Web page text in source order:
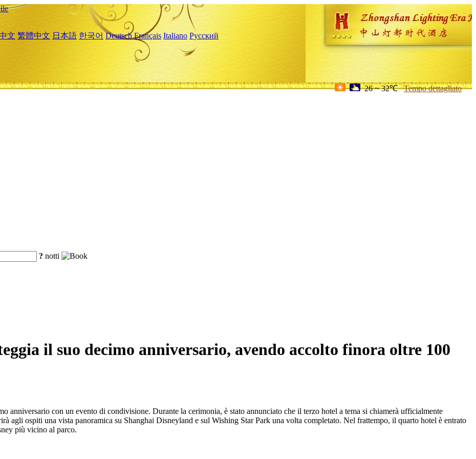
文 繁體中文 日本語 한국어 Deutsch Français Italiano Русский
26 ~ 32℃ Tempo dettagliato
? notti
il suo decimo anniversario, avendo accolto finora oltre 100
anniversario con un evento di condivisione. Durante la cerimonia, è stato annunciato che il terzo hotel a tema si chiamerà ufficialmente
agli ospiti una vista panoramica su Shanghai Disneyland e sul Wishing Star Park una volta completato. Nel frattempo, il quarto hotel è entrato
più vicino al parco.